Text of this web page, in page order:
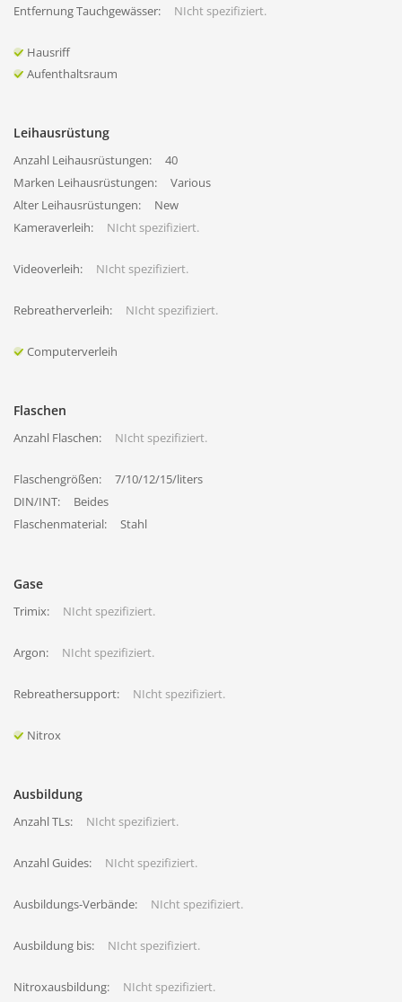
Entfernung Tauchgewässer: NIcht spezifiziert.
Hausriff
Aufenthaltsraum
Leihausrüstung
Anzahl Leihausrüstungen:
40
Marken Leihausrüstungen:
Various
Alter Leihausrüstungen:
New
Kameraverleih:
NIcht spezifiziert.
Videoverleih: NIcht spezifiziert.
Rebreatherverleih: NIcht spezifiziert.
Computerverleih
Flaschen
Anzahl Flaschen: NIcht spezifiziert.
Flaschengrößen:
7/10/12/15/liters
DIN/INT:
Beides
Flaschenmaterial:
Stahl
Gase
Trimix: NIcht spezifiziert.
Argon: NIcht spezifiziert.
Rebreathersupport: NIcht spezifiziert.
Nitrox
Ausbildung
Anzahl TLs: NIcht spezifiziert.
Anzahl Guides: NIcht spezifiziert.
Ausbildungs-Verbände: NIcht spezifiziert.
Ausbildung bis: NIcht spezifiziert.
Nitroxausbildung: NIcht spezifiziert.